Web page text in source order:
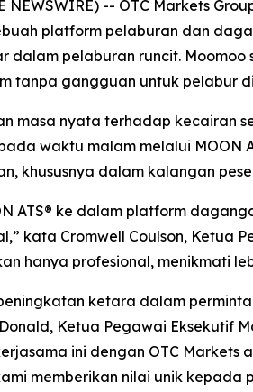
NEWSWIRE) -- OTC Markets
platform pelaburan dan
dalam pelaburan runcit.
tanpa gangguan untuk pelabur
masa nyata terhadap kecairan
waktu malam melalui MOON
khususnya dalam kalangan
ATS® ke dalam platform
kata Cromwell Coulson, Ketua
hanya profesional, menikmati
ketara dalam
Ketua Pegawai Eksekutif
ini dengan OTC
memberikan nilai unik